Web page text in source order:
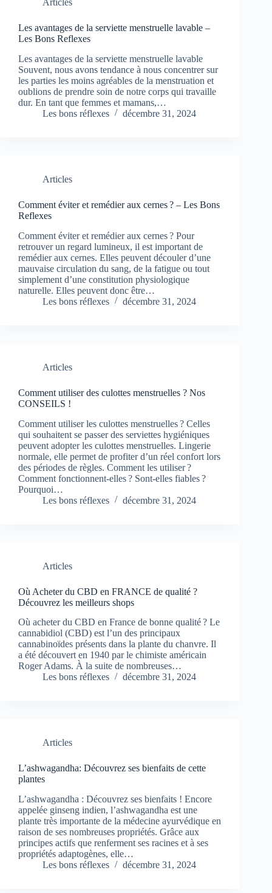
Articles
Les avantages de la serviette menstruelle lavable –
Les Bons Reflexes
Les avantages de la serviette menstruelle lavable
Souvent, nous avons tendance à nous concentrer sur
les parties les moins agréables de la menstruation et
oublions de prendre soin de notre corps qui travaille
dur. En tant que femmes et mamans,…
Les bons réflexes
décembre 31, 2024
Articles
Comment éviter et remédier aux cernes ? – Les Bons
Reflexes
Comment éviter et remédier aux cernes ? Pour
retrouver un regard lumineux, il est important de
remédier aux cernes. Elles peuvent découler d’une
mauvaise circulation du sang, de la fatigue ou tout
simplement d’une constitution physiologique
naturelle. Elles peuvent donc être…
Les bons réflexes
décembre 31, 2024
Articles
Comment utiliser des culottes menstruelles ? Nos
CONSEILS !
Comment utiliser les culottes menstruelles ? Celles
qui souhaitent se passer des serviettes hygiéniques
peuvent adopter les culottes menstruelles. Lingerie
normale, elle permet de profiter d’un réel confort lors
des périodes de règles. Comment les utiliser ?
Comment fonctionnent-elles ? Sont-elles fiables ?
Pourquoi…
Les bons réflexes
décembre 31, 2024
Articles
Où Acheter du CBD en FRANCE de qualité ?
Découvrez les meilleurs shops
Où acheter du CBD en France de bonne qualité ? Le
cannabidiol (CBD) est l’un des principaux
cannabinoïdes présents dans la plante du chanvre. Il
a été découvert en 1940 par le chimiste américain
Roger Adams. À la suite de nombreuses…
Les bons réflexes
décembre 31, 2024
Articles
L’ashwagandha: Découvrez ses bienfaits de cette
plantes
L’ashwagandha : Découvrez ses bienfaits ! Encore
appelée ginseng indien, l’ashwagandha est une
plante très importante de la médecine ayurvédique en
raison de ses nombreuses propriétés. Grâce aux
principes actifs que renferment ses racines et à ses
propriétés adaptogènes, elle…
Les bons réflexes
décembre 31, 2024